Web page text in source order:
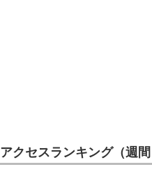
アクセスランキング（週間